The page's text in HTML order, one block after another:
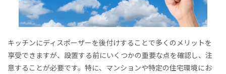
キッチンにディスポーザーを後付けすることで多くのメリットを
享受できますが、設置する前にいくつかの重要な点を確認し、注
意することが必要です。特に、マンションや特定の住宅環境にお